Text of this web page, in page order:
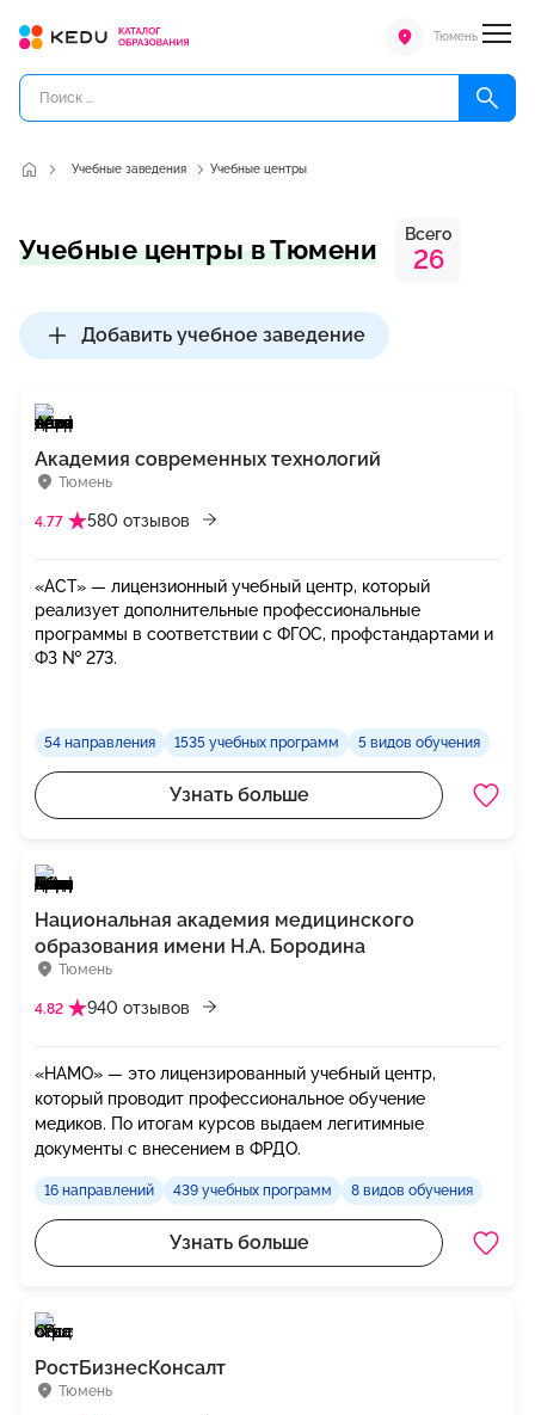
Тюмень
Учебные заведения Учебные центры
Учебные центры в Тюмени Всего
26
Добавить учебное заведение
Тюмень
Академия современных технологий
4.77 580 отзывов
«АСТ» — лицензионный учебный центр, который
реализует дополнительные профессиональные
программы в соответствии с ФГОС, профстандартами и
ФЗ № 273.
54 направления 1535 учебных программ 5 видов обучения
Узнать больше
Тюмень
Национальная академия медицинского
образования имени Н.А. Бородина
4.82 940 отзывов
«НАМО» — это лицензированный учебный центр,
который проводит профессиональное обучение
медиков. По итогам курсов выдаем легитимные
документы с внесением в ФРДО.
16 направлений 439 учебных программ 8 видов обучения
Узнать больше
Тюмень
РостБизнесКонсалт